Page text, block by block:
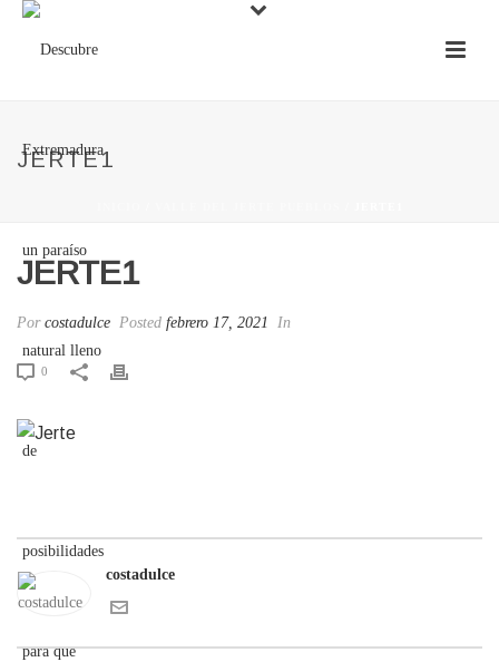
JERTE1
JERTE1
Por costadulce Posted febrero 17, 2021 In
0
costadulce